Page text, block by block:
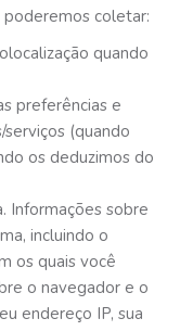
poderemos coletar:
quando
preferências e
(quando
os deduzimos do
Informações sobre
incluindo o
os quais você
o navegador e o
endereço IP, sua